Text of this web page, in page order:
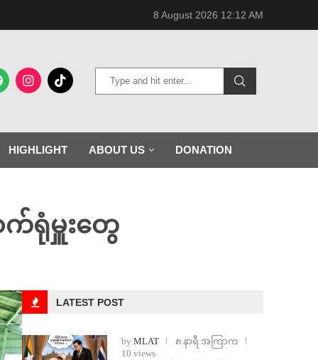
8 August 2026 12:12 AM
HIGHLIGHT ABOUT US DONATION
ရုံမှူးတွေ
LATEST POST
by MLAT
၈ နာရီ အကြာက
10 views